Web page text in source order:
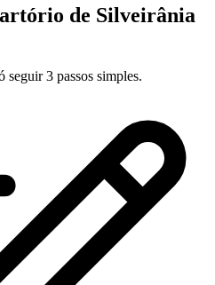
de Silveirânia
seguir 3 passos simples.